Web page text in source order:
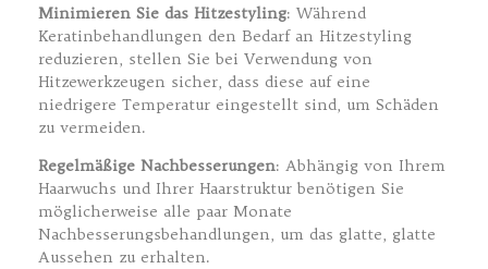
Minimieren Sie das Hitzestyling: Während
Keratinbehandlungen den Bedarf an Hitzestyling
reduzieren, stellen Sie bei Verwendung von
Hitzewerkzeugen sicher, dass diese auf eine
niedrigere Temperatur eingestellt sind, um Schäden
zu vermeiden.
Regelmäßige Nachbesserungen: Abhängig von Ihrem
Haarwuchs und Ihrer Haarstruktur benötigen Sie
möglicherweise alle paar Monate
Nachbesserungsbehandlungen, um das glatte, glatte
Aussehen zu erhalten.